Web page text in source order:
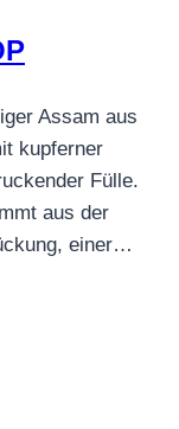
Assam aus
kupferner
Fülle.
aus der
einer…